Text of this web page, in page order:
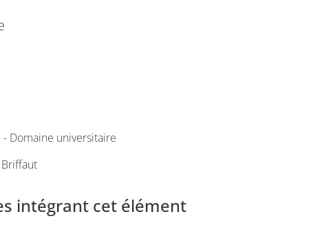
Domaine universitaire
intégrant cet élément